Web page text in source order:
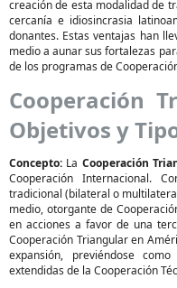
creación de esta modalidad de
cercanía e idiosincrasia
donantes. Estas ventajas han
medio a aunar sus fortalezas
de los programas de
Cooperación
Objetivos y
Concepto: La Cooperación
Cooperación Internacional.
tradicional (bilateral o
medio, otorgante de
en acciones a favor de una
Cooperación Triangular en
expansión, previéndose
extendidas de la Cooperación